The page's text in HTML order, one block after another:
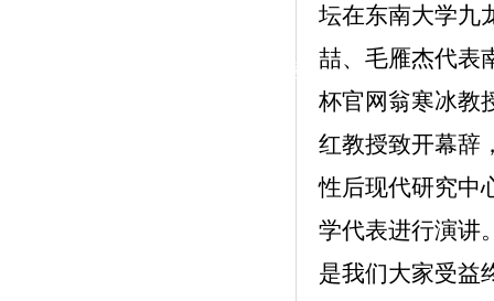
工会活动
坛在东南大学九
喆、毛雁杰代表
杯官网翁寒冰教
红教授致开幕辞
性后现代研究中
学代表进行演讲
是我们大家受益